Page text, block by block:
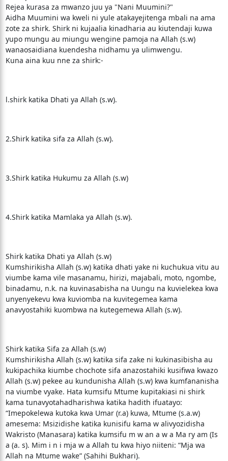
Rejea kurasa za mwanzo juu ya "Nani Muumini?"
Aidha Muumini wa kweli ni yule atakayejitenga mbali na ama
zote za shirk. Shirk ni kujaalia kinadharia au kiutendaji kuwa
yupo mungu au miungu wengine pamoja na Allah (s.w)
wanaosaidiana kuendesha nidhamu ya ulimwengu.
Kuna aina kuu nne za shirk:-
l.shirk katika Dhati ya Allah (s.w).
2.Shirk katika sifa za Allah (s.w).
3.Shirk katika Hukumu za Allah (s.w)
4.Shirk katika Mamlaka ya Allah (s.w).
Shirk katika Dhati ya Allah (s.w)
Kumshirikisha Allah (s.w) katika dhati yake ni kuchukua vitu au
viumbe kama vile masanamu, hirizi, majabali, moto, ngombe,
binadamu, n.k. na kuvinasabisha na Uungu na kuvielekea kwa
unyenyekevu kwa kuviomba na kuvitegemea kama
anavyostahiki kuombwa na kutegemewa Allah (s.w).
Shirk katika Sifa za Allah (s.w)
Kumshirikisha Allah (s.w) katika sifa zake ni kukinasibisha au
kukipachika kiumbe chochote sifa anazostahiki kusifiwa kwazo
Allah (s.w) pekee au kundunisha Allah (s.w) kwa kumfananisha
na viumbe vyake. Hata kumsifu Mtume kupitakiasi ni shirk
kama tunavyotahadharishwa katika hadith ifuatayo:
“Imepokelewa kutoka kwa Umar (r.a) kuwa, Mtume (s.a.w)
amesema: Msizidishe katika kunisifu kama w alivyozidisha
Wakristo (Manasara) katika kumsifu m w an a w a Ma ry am (Is
a (a. s). Mim i n i mja w a Allah tu kwa hiyo niiteni: “Mja wa
Allah na Mtume wake” (Sahihi Bukhari).